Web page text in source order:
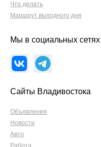
Что делать
Маршрут выходного дня
Мы в социальных сетях
Сайты Владивостока
Объявления
Новости
Авто